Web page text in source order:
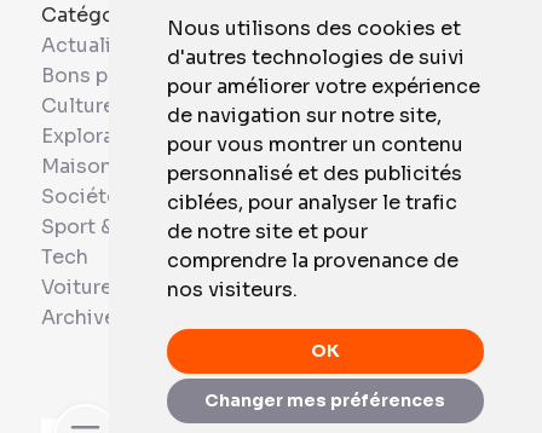
Nous utilisons des cookies et
d'autres technologies de suivi
pour améliorer votre expérience
de navigation sur notre site,
pour vous montrer un contenu
personnalisé et des publicités
ciblées, pour analyser le trafic
de notre site et pour
comprendre la provenance de
nos visiteurs.
OK
Changer mes préférences
Catégories
Actualités
Bons plans
Culture
Exploration
Maison et Domotique
Société
Sport & Santé
Tech
Voitures
Archives